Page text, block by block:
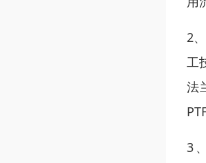
2
工
法
3